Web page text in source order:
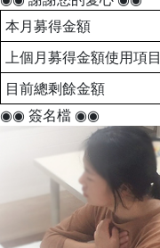
本月募得金額
上個月募得金額使用項目
目前總剩餘金額
◉◉ 簽名檔 ◉◉